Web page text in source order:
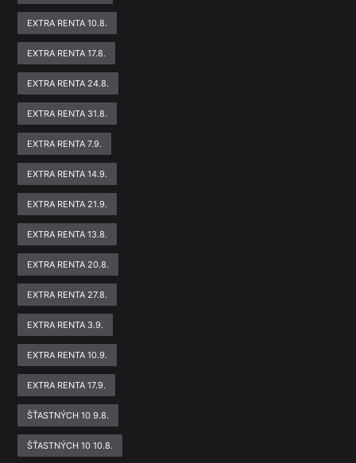
EXTRA RENTA 10.8.
EXTRA RENTA 17.8.
EXTRA RENTA 24.8.
EXTRA RENTA 31.8.
EXTRA RENTA 7.9.
EXTRA RENTA 14.9.
EXTRA RENTA 21.9.
EXTRA RENTA 13.8.
EXTRA RENTA 20.8.
EXTRA RENTA 27.8.
EXTRA RENTA 3.9.
EXTRA RENTA 10.9.
EXTRA RENTA 17.9.
ŠŤASTNÝCH 10 9.8.
ŠŤASTNÝCH 10 10.8.